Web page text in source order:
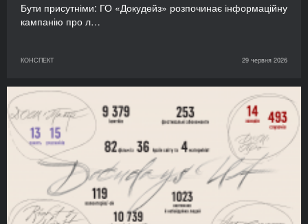
Бути присутніми: ГО «Докудейз» розпочинає інформаційну
кампанію про л…
КОНСПЕКТ 29 червня 2026